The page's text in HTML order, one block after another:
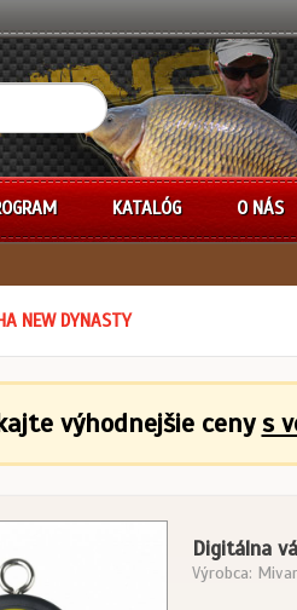
KATALÓG O NÁS
NEW DYNASTY
výhodnejšie cenys
Digitálna
Výrobca: